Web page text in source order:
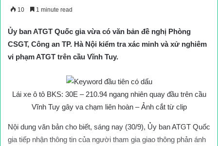
10 1 minute read
Ủy ban ATGT Quốc gia vừa có văn bản đề nghị Phòng
CSGT, Công an TP. Hà Nội kiểm tra xác minh và xử nghiêm
vi phạm ATGT trên cầu Vĩnh Tuy.
Lái xe ô tô BKS: 30E – 210.94 ngang nhiên quay đầu trên cầu
Vĩnh Tuy gây va chạm liên hoàn – Ảnh cắt từ clip
Nội dung văn bản cho biết, sáng nay (30/9), Ủy ban ATGT Quốc
gia tiếp nhận thông tin của người tham gia giao thông phản ánh